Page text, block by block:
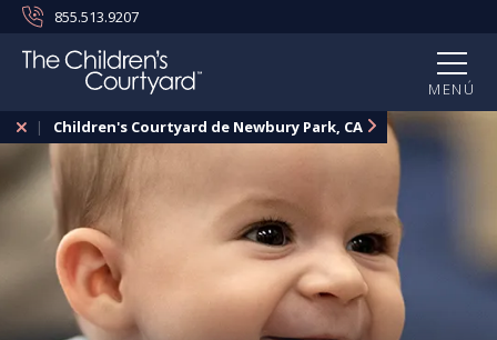
855.513.9207
MENÚ
Children's Courtyard de Newbury Park, CA